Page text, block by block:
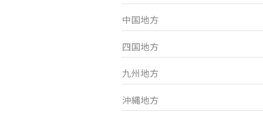
中国地方
四国地方
九州地方
沖縄地方